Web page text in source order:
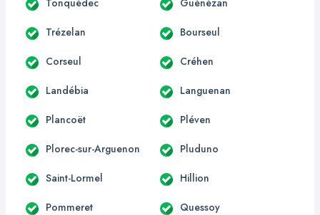
Trézelan Bourseul
Corseul Créhen
Landébia Languenan
Plancoët Pléven
Plorec-sur-Arguenon Pluduno
Saint-Lormel Hillion
Pommeret Quessoy